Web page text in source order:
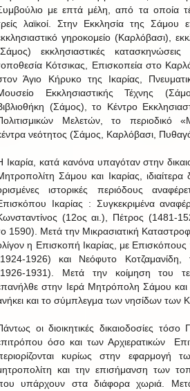
με επτά μέλη, από τα οποία
λαϊκοί. Στην Εκκλησία της Σάμου
γηροκομείο (Καρλόβασι),
εκκλησιαστικές
Κότσικας, Επισκοπεία στο
Άγιο Κήρυκο της Ικαρίας,
Εκκλησιαστικής Τέχνης
(Σάμος), το Κέντρο
Μελετών, το περιοδικό
νεότητος (Σάμος, Καρλόβασι,
Ικαρία, κατά κανόνα υπαγόταν στην
Σάμου και Ικαρίας,
ιστορικές περιόδους
Ικαρίας : Συγκεκριμένα
(12ος αι.), Πέτρος (1481-
1590). Μετά την Μικρασιατική
η Επισκοπή Ικαρίας, με Επισκόπους
1926) και Νεόφυτο
1931). Μετά την κοίμηση του
στην Ιερά Μητρόπολη Σάμου και
και το σύμπλεγμα των νησίδων των
οι διοικητικές δικαιοδοσίες τόσο
όσο και των Αρχιερατικών
κυρίως στην εφαρμογή
και την επισήμανση των
υπάρχουν στα διάφορα χωριά.